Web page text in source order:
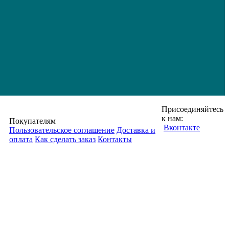
Покупателям
Пользовательское соглашение Доставка и
оплата Как сделать заказ Контакты
Присоединяйтесь
к нам:
Вконтакте